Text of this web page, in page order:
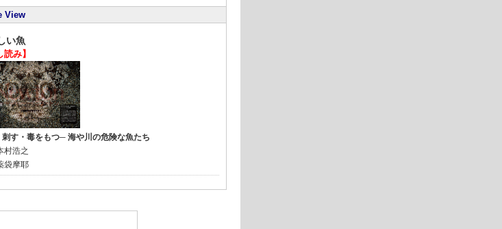
View
い魚
読み】
刺す・毒をもつ─ 海や川の危険な魚たち
村浩之
袋摩耶